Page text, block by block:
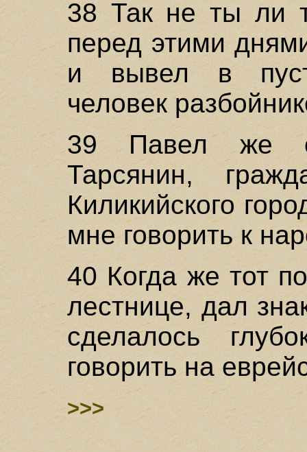
38 Так не ты ли
перед этими
и вывел в
человек
39 Павел же
Тарсянин,
Киликийского
мне говорить к
40 Когда же тот
лестнице, дал
сделалось
говорить на
>>>